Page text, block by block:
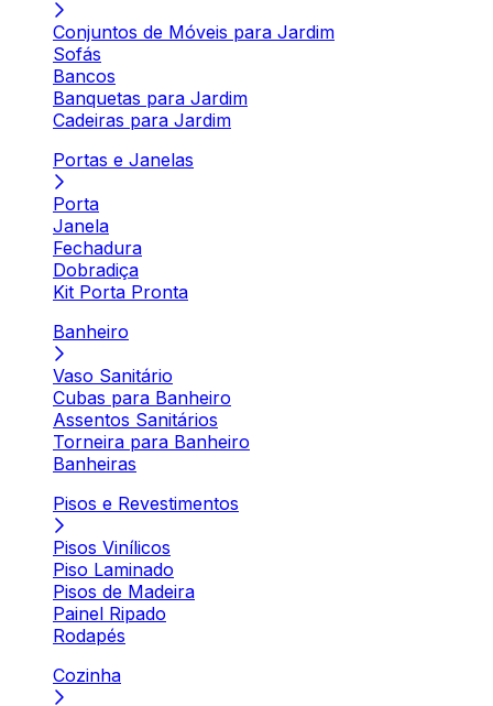
Conjuntos de Móveis para Jardim
Sofás
Bancos
Banquetas para Jardim
Cadeiras para Jardim
Portas e Janelas
Porta
Janela
Fechadura
Dobradiça
Kit Porta Pronta
Banheiro
Vaso Sanitário
Cubas para Banheiro
Assentos Sanitários
Torneira para Banheiro
Banheiras
Pisos e Revestimentos
Pisos Vinílicos
Piso Laminado
Pisos de Madeira
Painel Ripado
Rodapés
Cozinha